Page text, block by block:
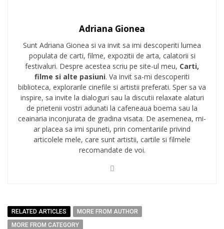
Adriana Gionea
Sunt Adriana Gionea si va invit sa imi descoperiti lumea
populata de carti, filme, expozitii de arta, calatorii si
festivaluri. Despre acestea scriu pe site-ul meu, Carti,
filme si alte pasiuni. Va invit sa-mi descoperiti
biblioteca, explorarile cinefile si artistii preferati. Sper sa va
inspire, sa invite la dialoguri sau la discutii relaxate alaturi
de prietenii vostri adunati la cafeneaua boema sau la
ceainaria inconjurata de gradina visata. De asemenea, mi-
ar placea sa imi spuneti, prin comentariile privind
articolele mele, care sunt artistii, cartile si filmele
recomandate de voi.
RELATED ARTICLES
MORE FROM AUTHOR
MORE FROM CATEGORY